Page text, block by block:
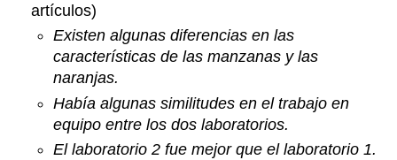
artículos)
Existen algunas diferencias en las
características de las manzanas y las
naranjas.
Había algunas similitudes en el trabajo en
equipo entre los dos laboratorios.
El laboratorio 2 fue mejor que el laboratorio 1.